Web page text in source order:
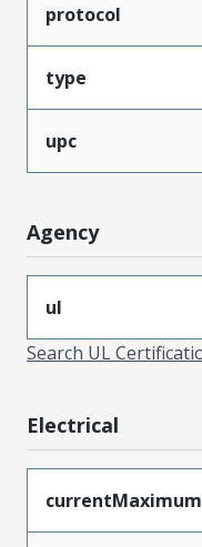
protocol
type
upc
Agency
ul
Search UL
Electrical